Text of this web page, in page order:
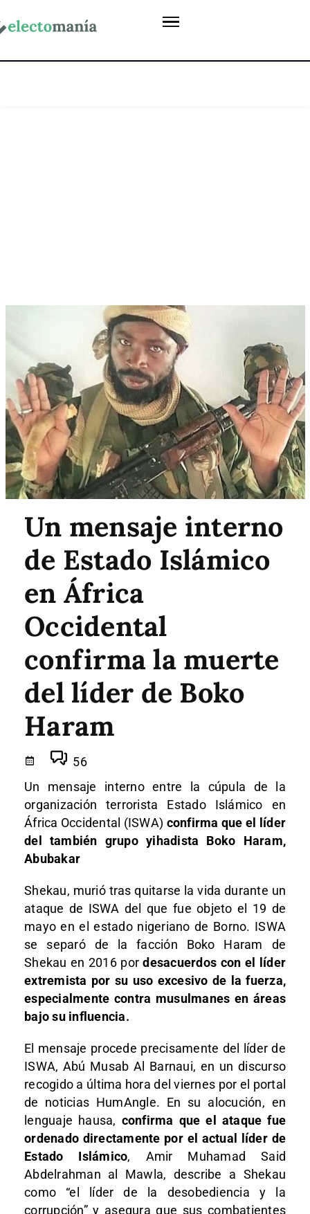
Un mensaje interno
de Estado Islámico
en África
Occidental
confirma la muerte
del líder de Boko
Haram
56
Un mensaje interno entre la cúpula de la
organización terrorista Estado Islámico en
África Occidental (ISWA) confirma que el líder
del también grupo yihadista Boko Haram,
Abubakar
Shekau, murió tras quitarse la vida durante un
ataque de ISWA del que fue objeto el 19 de
mayo en el estado nigeriano de Borno. ISWA
se separó de la facción Boko Haram de
Shekau en 2016 pordesacuerdos con el líder
extremista por su uso excesivo de la fuerza,
especialmente contra musulmanes en áreas
bajo su influencia.
El mensaje procede precisamente del líder de
ISWA, Abú Musab Al Barnaui, en un discurso
recogido a última hora del viernes por el portal
de noticias HumAngle. En su alocución, en
lenguaje hausa, confirma que el ataque fue
ordenado directamente por el actual líder de
Estado Islámico, Amir Muhamad Said
Abdelrahman al Mawla, describe a Shekau
como “el líder de la desobediencia y la
corrupción” y asegura que sus combatientes